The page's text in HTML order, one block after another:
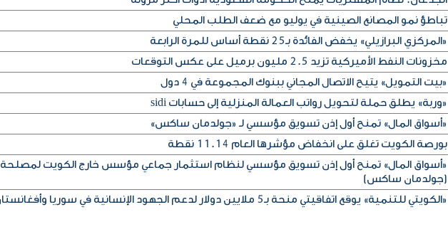
تباطؤ نمو المصانع الصينية في يوليو مع ضعف الطلب المحلي
«المركزي البرازيلي» يخفض الفائدة بـ25 نقطة أساس للمرة الرابعة
مخزونات النفط الأميركية تزيد 2.5 مليون برميل على عكس التوقعات
«بيت التمويل» يتيح الاتصال المجاني ببنوك المجموعة في 4 دول
«وربة» يطلق حملة لتحويل رواتب العمالة المنزلية إلى حسابات sidi
«أسواق المال» تمنح أول إذن تسويق مؤسسي لـ «جولدمان ساكس»
بورصة الكويت تغلق على انخفاض مؤشرها العام 11.14 نقطة
«أسواق المال» تمنح أول إذن تسويق مؤسسي لنظام استثمار جماعي مؤسس خارج الكويت لمصلحة
(جولدمان ساكس)
«الكويتي للتنمية» يوقع اتفاقيتي منحة بـ5 ملايين دولار لدعم الجهود الإنسانية في سوريا وأفغانستان